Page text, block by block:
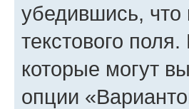
убедившись, что
текстового
которые могут
опции